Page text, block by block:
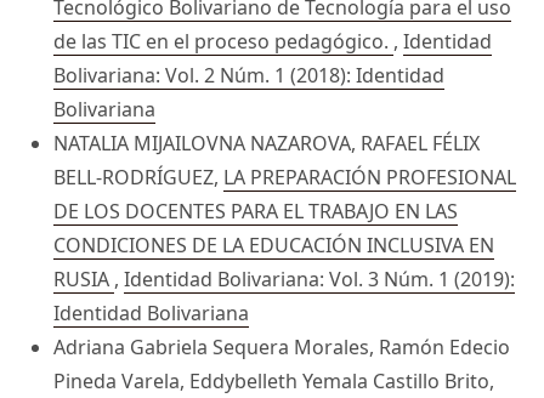
Tecnológico Bolivariano de Tecnología para el uso
de las TIC en el proceso pedagógico. , Identidad
Bolivariana: Vol. 2 Núm. 1 (2018): Identidad
Bolivariana
NATALIA MIJAILOVNA NAZAROVA, RAFAEL FÉLIX
BELL-RODRÍGUEZ, LA PREPARACIÓN PROFESIONAL
DE LOS DOCENTES PARA EL TRABAJO EN LAS
CONDICIONES DE LA EDUCACIÓN INCLUSIVA EN
RUSIA , Identidad Bolivariana: Vol. 3 Núm. 1 (2019):
Identidad Bolivariana
Adriana Gabriela Sequera Morales, Ramón Edecio
Pineda Varela, Eddybelleth Yemala Castillo Brito,